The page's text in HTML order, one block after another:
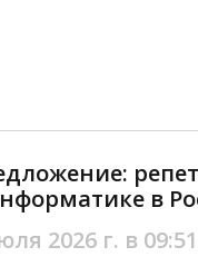
в
2026 г. в 09:51